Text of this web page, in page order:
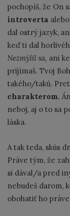
pochopíš, že On
introverta
dal ostrý jazyk,
keď ti dal
Nezmýlil sa, ani
prijímaš. Tvoj
takého/takú.
charakterom.
neboj, aj o to sa
láska.
A tak teda, skús
Práve tým, že
si dával/a pred
nebudeš darom,
obohatiť ho